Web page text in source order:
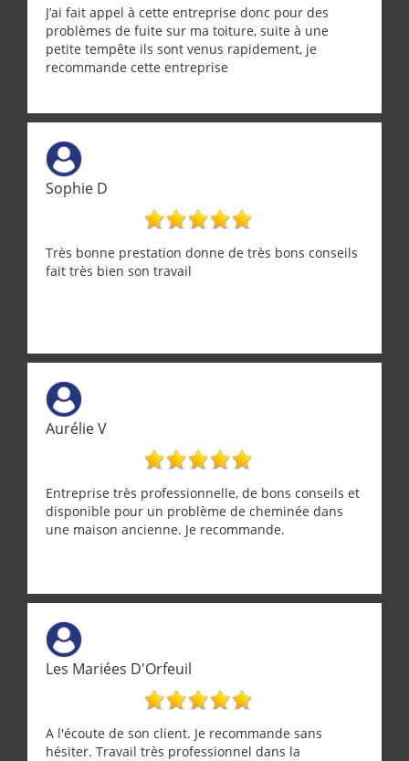
J’ai fait appel à cette entreprise donc pour des
problèmes de fuite sur ma toiture, suite à une
petite tempête ils sont venus rapidement, je
recommande cette entreprise
Sophie D
Très bonne prestation donne de très bons conseils
fait très bien son travail
Aurélie V
Entreprise très professionnelle, de bons conseils et
disponible pour un problème de cheminée dans
une maison ancienne. Je recommande.
Les Mariées D'Orfeuil
A l'écoute de son client. Je recommande sans
hésiter. Travail très professionnel dans la